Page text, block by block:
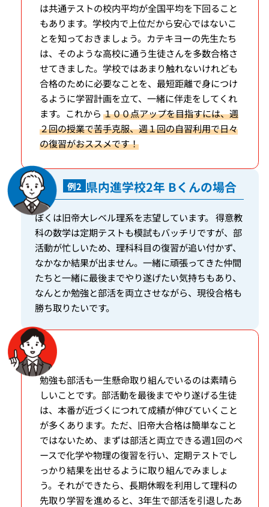
は共通テストの校内平均が全国平均を下回ること
もあります。学校内で上位だから安心ではないこ
とを知っておきましょう。カテキヨーの先生たち
は、そのような高校に通う生徒さんを多数合格さ
せてきました。学校ではあまり触れないけれども
合格のために必要なことを、最短距離で身につけ
るように学習計画を立て、一緒に伴走をしてくれ
ます。これから１００点アップを目指すには、週
２回の授業で苦手克服、週１回の自習利用で日々
の復習がおススメです！
例2 県内進学校2年 Bくんの場合
ぼくは旧帝大レベル理系を志望しています。 得意教
科の数学は定期テストも模試もバッチリですが、部
活動が忙しいため、理科科目の復習が追い付かず、
なかなか結果が出ません。一緒に頑張ってきた仲間
たちと一緒に最後までやり遂げたい気持ちもあり、
なんとか勉強と部活を両立させながら、現役合格も
勝ち取りたいです。
勉強も部活も一生懸命取り組んでいるのは素晴ら
しいことです。部活動を最後までやり遂げる生徒
は、本番が近づくにつれて成績が伸びていくこと
が多くあります。ただ、旧帝大合格は簡単なこと
ではないため、まずは部活と両立できる週1回のペ
ースで化学や物理の復習を行い、定期テストでし
っかり結果を出せるように取り組んでみましょ
う。それができたら、長期休暇を利用して理科の
先取り学習を進めると、3年生で部活を引退したあ